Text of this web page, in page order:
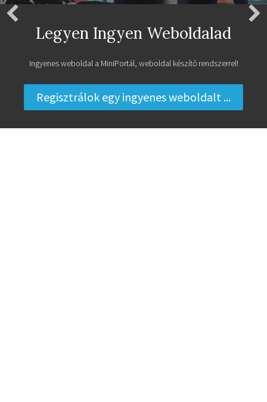
Legyen Ingyen Weboldalad
Ingyenes weboldal a MiniPortál, weboldal készítő rendszerrel!
Regisztrálok egy ingyenes weboldalt ...